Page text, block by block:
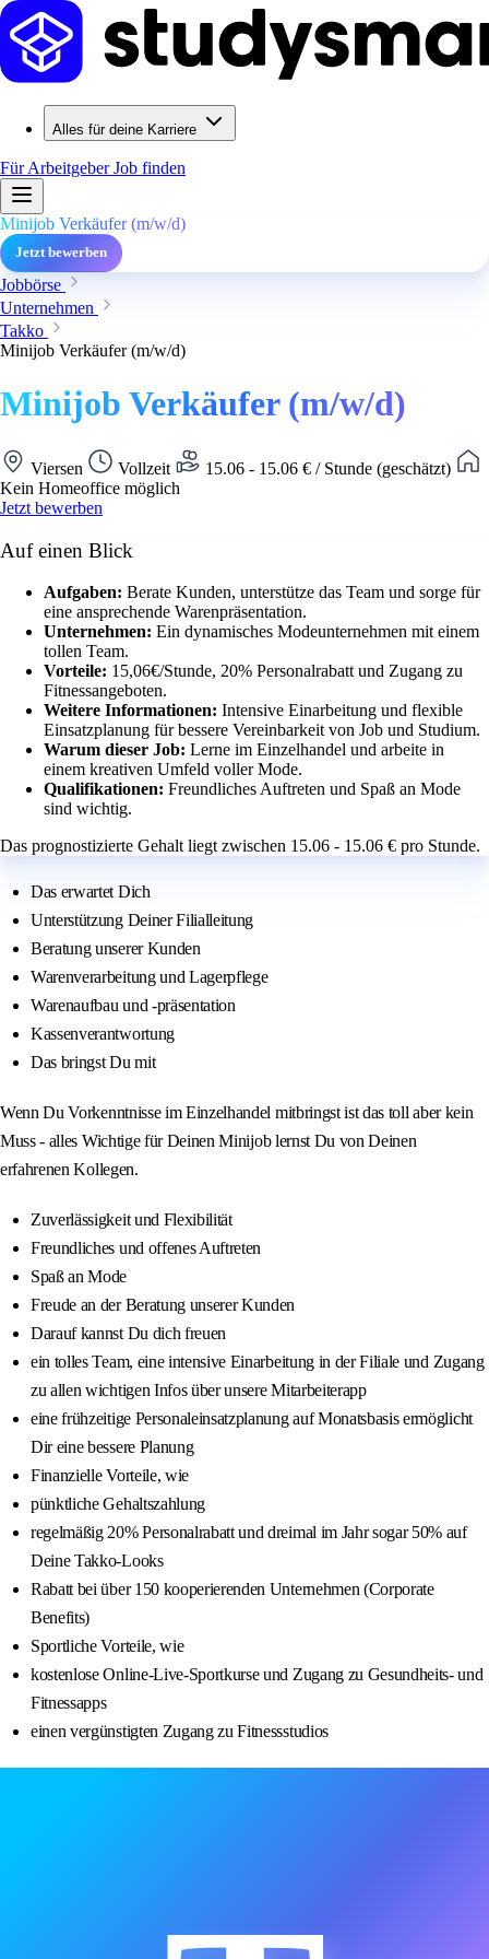
Alles für deine Karriere
Für ArbeitgeberJob finden
Minijob Verkäufer (m/w/d)
Jetzt bewerben
Jobbörse
Unternehmen
Takko
Minijob Verkäufer (m/w/d)
Minijob Verkäufer (m/w/d)
Viersen Vollzeit
15.06 - 15.06 € / Stunde (geschätzt)
Kein Homeoffice möglich
Jetzt bewerben
Auf einen Blick
Aufgaben: Berate Kunden, unterstütze das Team und sorge für
eine ansprechende Warenpräsentation.
Unternehmen: Ein dynamisches Modeunternehmen mit einem
tollen Team.
Vorteile: 15,06€/Stunde, 20% Personalrabatt und Zugang zu
Fitnessangeboten.
Weitere Informationen: Intensive Einarbeitung und flexible
Einsatzplanung für bessere Vereinbarkeit von Job und Studium.
Warum dieser Job: Lerne im Einzelhandel und arbeite in
einem kreativen Umfeld voller Mode.
Qualifikationen: Freundliches Auftreten und Spaß an Mode
sind wichtig.
Das prognostizierte Gehalt liegt zwischen 15.06 - 15.06 € pro Stunde.
Das erwartet Dich
Unterstützung Deiner Filialleitung
Beratung unserer Kunden
Warenverarbeitung und Lagerpflege
Warenaufbau und -präsentation
Kassenverantwortung
Das bringst Du mit
Wenn Du Vorkenntnisse im Einzelhandel mitbringst ist das toll aber kein
Muss - alles Wichtige für Deinen Minijob lernst Du von Deinen
erfahrenen Kollegen.
Zuverlässigkeit und Flexibilität
Freundliches und offenes Auftreten
Spaß an Mode
Freude an der Beratung unserer Kunden
Darauf kannst Du dich freuen
ein tolles Team, eine intensive Einarbeitung in der Filiale und Zugang
zu allen wichtigen Infos über unsere Mitarbeiterapp
eine frühzeitige Personaleinsatzplanung auf Monatsbasis ermöglicht
Dir eine bessere Planung
Finanzielle Vorteile, wie
pünktliche Gehaltszahlung
regelmäßig 20% Personalrabatt und dreimal im Jahr sogar 50% auf
Deine Takko-Looks
Rabatt bei über 150 kooperierenden Unternehmen (Corporate
Benefits)
Sportliche Vorteile, wie
kostenlose Online-Live-Sportkurse und Zugang zu Gesundheits- und
Fitnessapps
einen vergünstigten Zugang zu Fitnessstudios